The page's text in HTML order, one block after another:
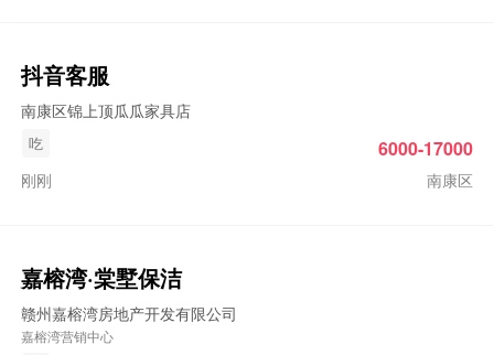
抖音客服
南康区锦上顶瓜瓜家具店
吃
刚刚 南康区
6000-17000
嘉榕湾·棠墅保洁
赣州嘉榕湾房地产开发有限公司
嘉榕湾营销中心